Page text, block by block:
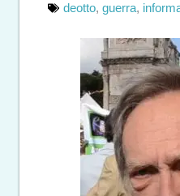
deotto, guerra,